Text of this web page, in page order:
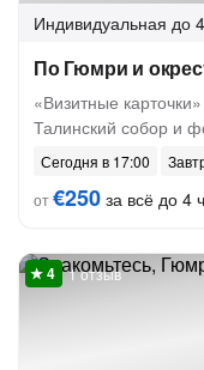
Индивидуальная до
По Гюмри и
«Визитные
Талинский собор и
Сегодня в 17:00
от€250 за всё до 4
1 отзыв